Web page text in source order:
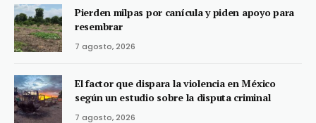
Pierden milpas por canícula y piden apoyo para
resembrar
7 agosto, 2026
El factor que dispara la violencia en México
según un estudio sobre la disputa criminal
7 agosto, 2026